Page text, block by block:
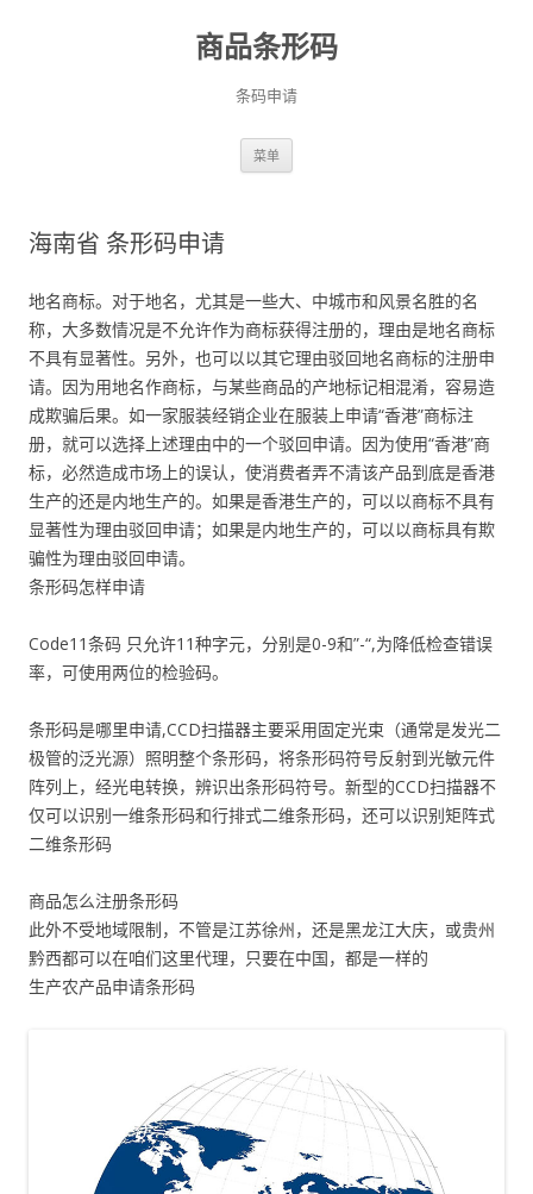
商品条形码
条码申请
菜单
海南省 条形码申请
地名商标。对于地名，尤其是一些大、中城市和风景名胜的名
称，大多数情况是不允许作为商标获得注册的，理由是地名商标
不具有显著性。另外，也可以以其它理由驳回地名商标的注册申
请。因为用地名作商标，与某些商品的产地标记相混淆，容易造
成欺骗后果。如一家服装经销企业在服装上申请“香港”商标注
册，就可以选择上述理由中的一个驳回申请。因为使用“香港”商
标，必然造成市场上的误认，使消费者弄不清该产品到底是香港
生产的还是内地生产的。如果是香港生产的，可以以商标不具有
显著性为理由驳回申请；如果是内地生产的，可以以商标具有欺
骗性为理由驳回申请。
条形码怎样申请
Code11条码 只允许11种字元，分别是0-9和”-“,为降低检查错误
率，可使用两位的检验码。
条形码是哪里申请,CCD扫描器主要采用固定光束（通常是发光二
极管的泛光源）照明整个条形码，将条形码符号反射到光敏元件
阵列上，经光电转换，辨识出条形码符号。新型的CCD扫描器不
仅可以识别一维条形码和行排式二维条形码，还可以识别矩阵式
二维条形码
商品怎么注册条形码
此外不受地域限制，不管是江苏徐州，还是黑龙江大庆，或贵州
黔西都可以在咱们这里代理，只要在中国，都是一样的
生产农产品申请条形码